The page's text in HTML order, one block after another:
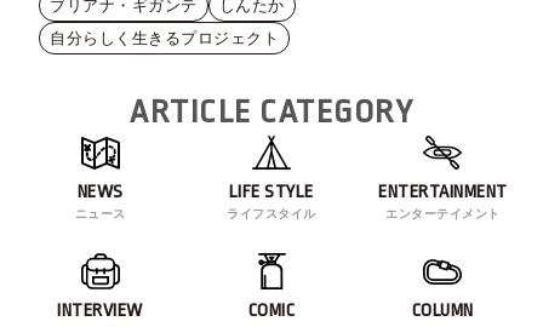
ブリアナ・ギガンテ
しんたか
自分らしく生きるプロジェクト
ARTICLE CATEGORY
NEWS
ニュース
LIFE STYLE
ライフスタイル
ENTERTAINMENT
エンターテイメント
INTERVIEW COMIC COLUMN